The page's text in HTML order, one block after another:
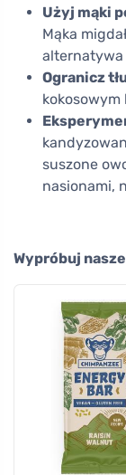
Użyj mąki
Mąka
alternatywa
Ogranicz
kokosowym
suszone
nasionami,
Wypróbuj